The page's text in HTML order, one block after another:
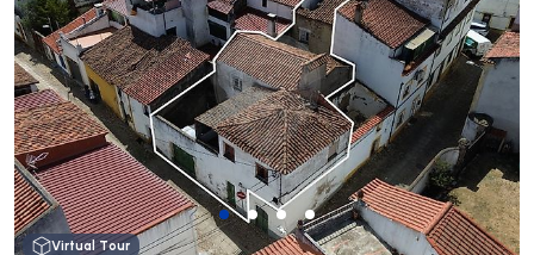
Virtual Tour